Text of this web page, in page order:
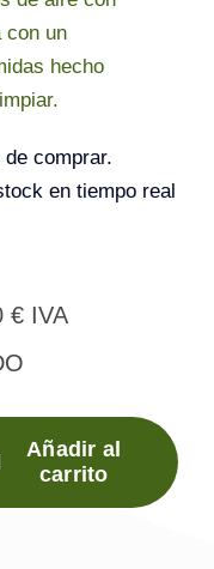
con un
hecho
comprar.
en tiempo real
€ IVA
Añadir al
carrito